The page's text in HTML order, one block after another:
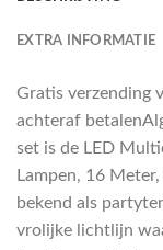
EXTRA INFORMATIE
Gratis verzending
achteraf
set is de LED
Lampen, 16
bekend als
vrolijke lichtlijn